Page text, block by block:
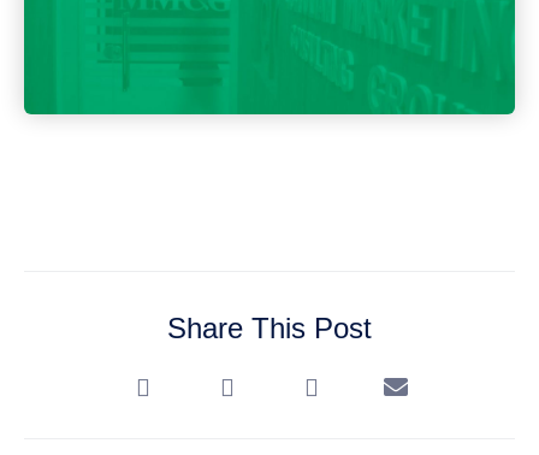
Share This Post